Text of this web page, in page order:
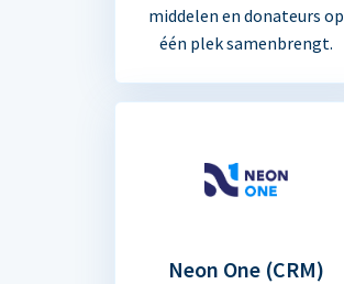
middelen en donateurs op
één plek samenbrengt.
Neon One (CRM)